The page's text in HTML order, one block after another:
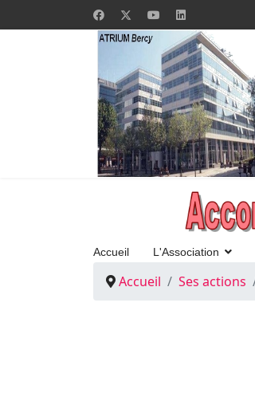
Accueil L'Association
Accueil Ses actions